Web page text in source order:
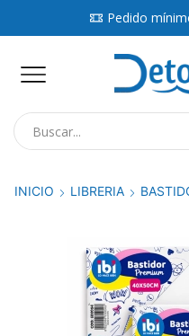
Pedido
INICIO LIBRERIA